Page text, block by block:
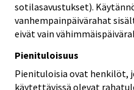
sotilasavustukset).
vanhempainpäivärahat
eivät vain
Pienituloisuus
Pienituloisia ovat henkilöt,
käytettävissä olevat